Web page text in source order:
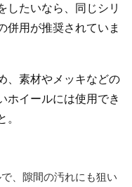
したいなら、同じシリ
併用が推奨されていま
、素材やメッキなどの
ホイールには使用でき
。
、隙間の汚れにも狙い